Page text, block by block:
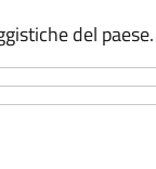
del paese.